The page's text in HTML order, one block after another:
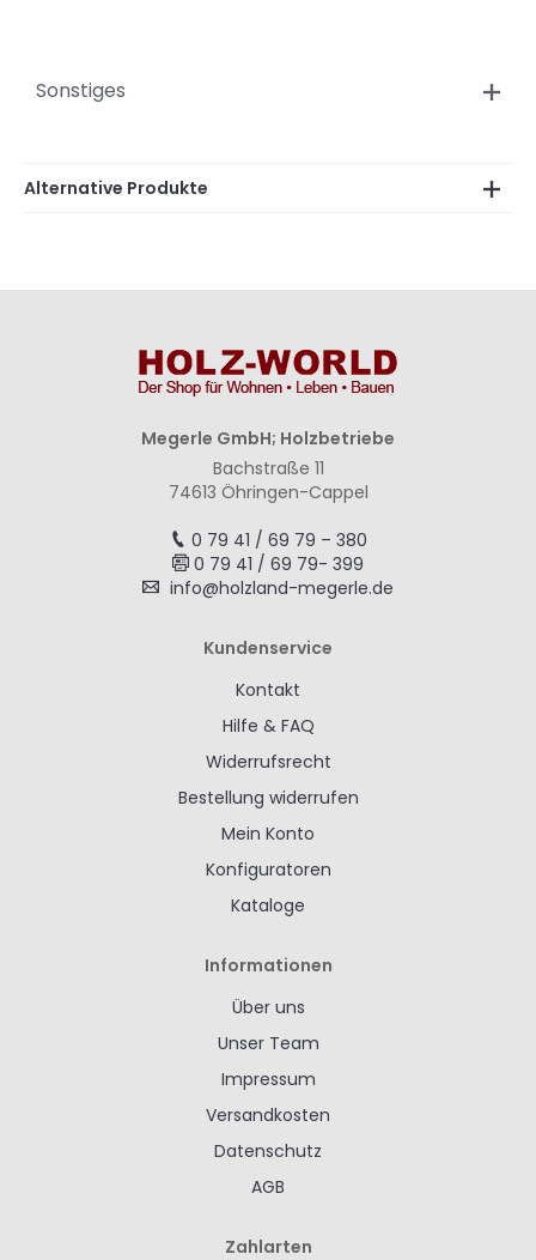
Sonstiges
Alternative Produkte
Megerle GmbH; Holzbetriebe
Bachstraße 11
74613 Öhringen-Cappel
0 79 41 / 69 79 – 380
0 79 41 / 69 79- 399
info@holzland-megerle.de
Kundenservice
Kontakt
Hilfe & FAQ
Widerrufsrecht
Bestellung widerrufen
Mein Konto
Konfiguratoren
Kataloge
Informationen
Über uns
Unser Team
Impressum
Versandkosten
Datenschutz
AGB
Zahlarten